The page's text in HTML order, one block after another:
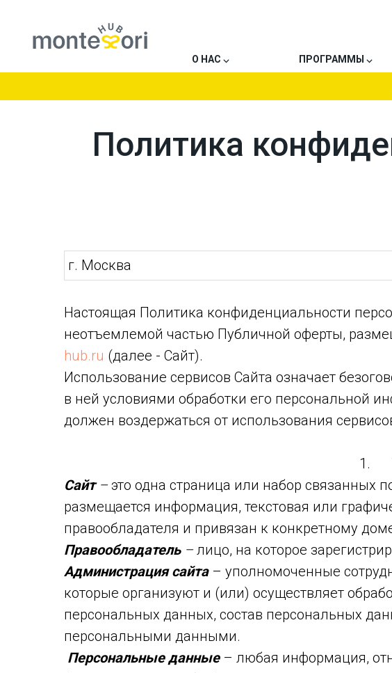
О НАС ⌵ ПРОГРАММЫ ⌵
Политика
г. Москва
Настоящая Политика конфиденциальности
неотъемлемой частью Публичной оферты,
hub.ru (далее - Сайт).
Использование сервисов Сайта означает
в ней условиями обработки его персональной
должен воздержаться от использования
1.
Сайт –это одна страница или набор связанных
размещается информация, текстовая или
правообладателя и привязан к конкретному
Правообладатель –лицо, на которое
Администрация сайта – уполномоченные
которые организуют и (или) осуществляет
персональных данных, состав персональных
персональными данными.
Персональные данные– любая информация,